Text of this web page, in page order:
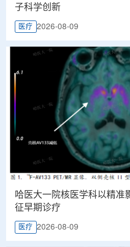
子科学创新
医疗 2026-08-09
哈医大一院核医学科以精准
征早期诊疗
医疗 2026-08-09